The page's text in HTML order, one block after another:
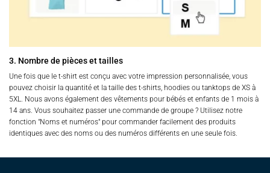
3. Nombre de pièces et tailles
Une fois que le t-shirt est conçu avec votre impression personnalisée, vous
pouvez choisir la quantité et la taille des t-shirts, hoodies ou tanktops de XS à
5XL. Nous avons également des vêtements pour bébés et enfants de 1 mois à
14 ans. Vous souhaitez passer une commande de groupe ? Utilisez notre
fonction "Noms et numéros" pour commander facilement des produits
identiques avec des noms ou des numéros différents en une seule fois.